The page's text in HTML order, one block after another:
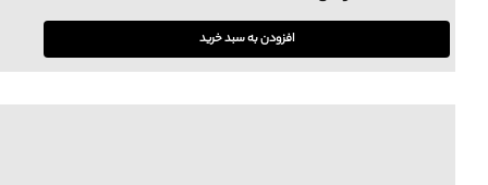
افزودن به سبد خرید